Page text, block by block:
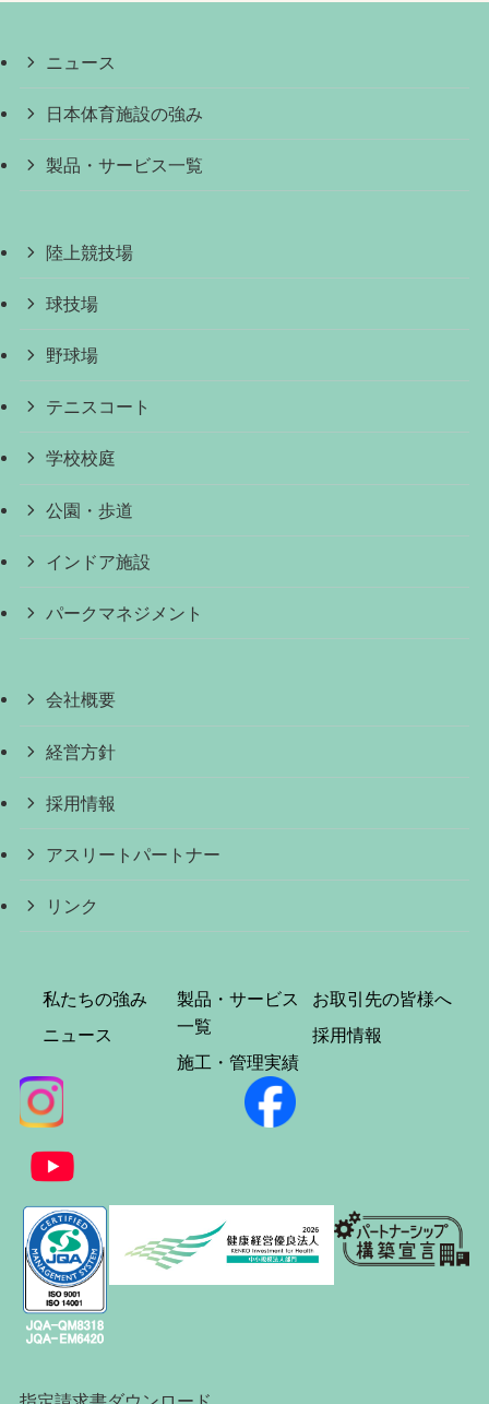
ニュース
日本体育施設の強み
製品・サービス一覧
陸上競技場
球技場
野球場
テニスコート
学校校庭
公園・歩道
インドア施設
パークマネジメント
会社概要
経営方針
採用情報
アスリートパートナー
リンク
私たちの強み
ニュース
製品・サービス
一覧
施工・管理実績
お取引先の皆様へ
採用情報